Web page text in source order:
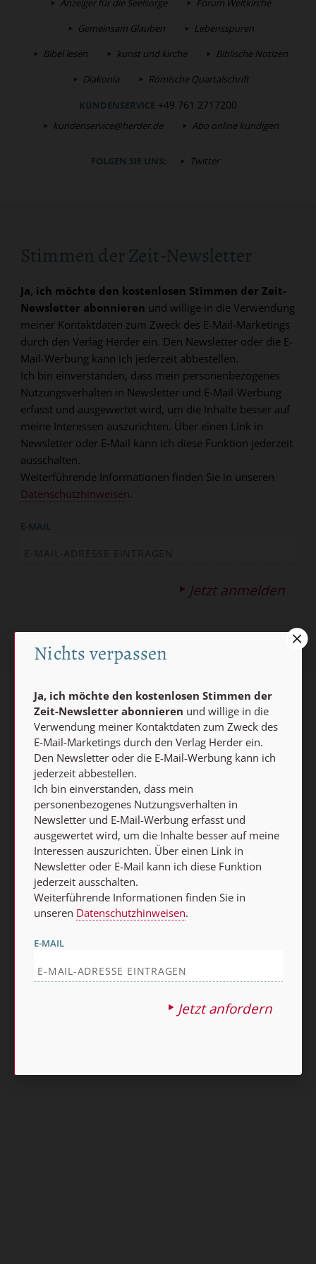
Anzeiger für die Seelsorge
Forum Weltkirche
Gemeinsam Glauben
Lebensspuren
Bibel lesen
kunst und kirche
Biblische Notizen
Diakonia
Römische Quartalschrift
KUNDENSERVICE +49 761 2717200
kundenservice@herder.de Abo online kündigen
FOLGEN SIE UNS: Twitter
Stimmen der Zeit-Newsletter
Ja, ich möchte den kostenlosen Stimmen der Zeit-
Newsletter abonnieren und willige in die Verwendung
meiner Kontaktdaten zum Zweck des E-Mail-Marketings
durch den Verlag Herder ein. Den Newsletter oder die E-
Mail-Werbung kann ich jederzeit abbestellen.
Ich bin einverstanden, dass mein personenbezogenes
Nutzungsverhalten in Newsletter und E-Mail-Werbung
erfasst und ausgewertet wird, um die Inhalte besser auf
meine Interessen auszurichten. Über einen Link in
Newsletter oder E-Mail kann ich diese Funktion jederzeit
ausschalten.
Weiterführende Informationen finden Sie in unseren
Datenschutzhinweisen.
E-MAIL
Jetzt anmelden
AGB und Widerrufsbelehrung Datenschutz
Barrierefreiheit Impressum
Vertrag widerrufen
Abo online kündigen
Nichts verpassen
Ja, ich möchte den kostenlosen Stimmen der
Zeit-Newsletter abonnieren und willige in die
Verwendung meiner Kontaktdaten zum Zweck des
E-Mail-Marketings durch den Verlag Herder ein.
Den Newsletter oder die E-Mail-Werbung kann ich
jederzeit abbestellen.
Ich bin einverstanden, dass mein
personenbezogenes Nutzungsverhalten in
Newsletter und E-Mail-Werbung erfasst und
ausgewertet wird, um die Inhalte besser auf meine
Interessen auszurichten. Über einen Link in
Newsletter oder E-Mail kann ich diese Funktion
jederzeit ausschalten.
Weiterführende Informationen finden Sie in
unseren Datenschutzhinweisen.
E-MAIL
Jetzt anfordern